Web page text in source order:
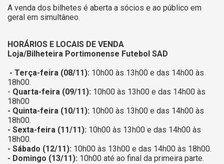
A venda dos bilhetes é aberta a sócios e ao público em
geral em simultâneo.
HORÁRIOS E LOCAIS DE VENDA
Loja/Bilheteira Portimonense Futebol SAD
- Terça-feira (08/11): 10h00 às 13h00 e das 14h00 às
18h00.
- Quarta-feira (09/11): 10h00 às 13h00 e das 14h00 às
18h00
- Quinta-feira (10/11): 10h00 às 13h00 e das 14h00 às
18h00.
- Sexta-feira (11/11): 10h00 às 13h00 e das 14h00 às
18h00.
- Sábado (12/11): 10h00 às 13h00 e das 14h00 às 18h00.
- Domingo (13/11): 10h00 até ao final da primeira parte.